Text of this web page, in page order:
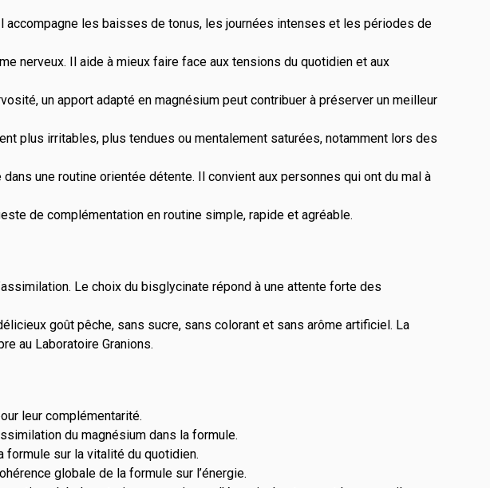
les baisses de tonus, les journées intenses et les périodes de
nerveux. Il aide à mieux faire face aux tensions du quotidien et aux
un apport adapté en magnésium peut contribuer à préserver un meilleur
plus irritables, plus tendues ou mentalement saturées, notamment lors des
une routine orientée détente. Il convient aux personnes qui ont du mal à
de complémentation en routine simple, rapide et agréable.
Le choix du bisglycinate répond à une attente forte des
goût pêche, sans sucre, sans colorant et sans arôme artificiel. La
au Laboratoire Granions.
leur complémentarité.
du magnésium dans la formule.
formule sur la vitalité du quotidien.
globale de la formule sur l’énergie.